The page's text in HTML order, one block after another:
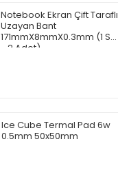
Notebook Ekran Çift Taraflı
Uzayan Bant
171mmX8mmX0.3mm (1 Set
- 2 Adet)
Ice Cube Termal Pad 6w
0.5mm 50x50mm